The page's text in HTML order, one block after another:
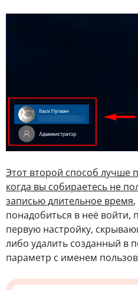
Этот второй способ лучше
когда вы собираетесь не
записью длительное время
понадобиться в неё войти,
первую настройку,
либо удалить созданный в
параметр с именем